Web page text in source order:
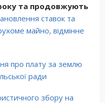
року та продовжують
ставок та
майно, відмінне
про плату за землю
ради
збору на